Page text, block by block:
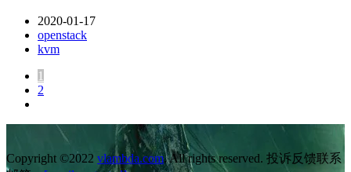
2020-01-17
openstack
kvm
1
2
Copyright ©2022 vlambda.com. All rights reserved. 投诉反馈联系